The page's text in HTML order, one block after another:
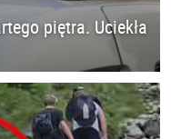
piętra. Uciekła